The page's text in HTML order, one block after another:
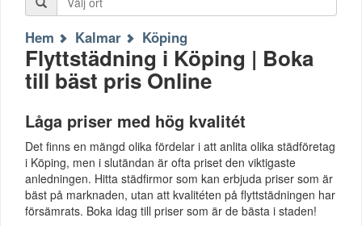
Hem Kalmar Köping
Flyttstädning i Köping | Boka
till bäst pris Online
Låga priser med hög kvalitét
Det finns en mängd olika fördelar i att anlita olika städföretag
i Köping, men i slutändan är ofta priset den viktigaste
anledningen. Hitta städfirmor som kan erbjuda priser som är
bäst på marknaden, utan att kvalitéten på flyttstädningen har
försämrats. Boka idag till priser som är de bästa i staden!